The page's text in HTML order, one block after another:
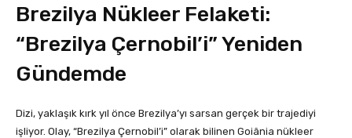
Brezilya Nükleer Felaketi:
“Brezilya Çernobil’i” Yeniden
Gündemde
Dizi, yaklaşık kırk yıl önce Brezilya’yı sarsan gerçek bir trajediyi
işliyor. Olay, “Brezilya Çernobil’i” olarak bilinen Goiânia nükleer